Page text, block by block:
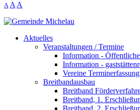
A A A
Aktuelles
Veranstaltungen / Termine
Information -
Information -
Vereine
Breitbandausbau
Breitband
Breitband, 1.
Breitband, 2.